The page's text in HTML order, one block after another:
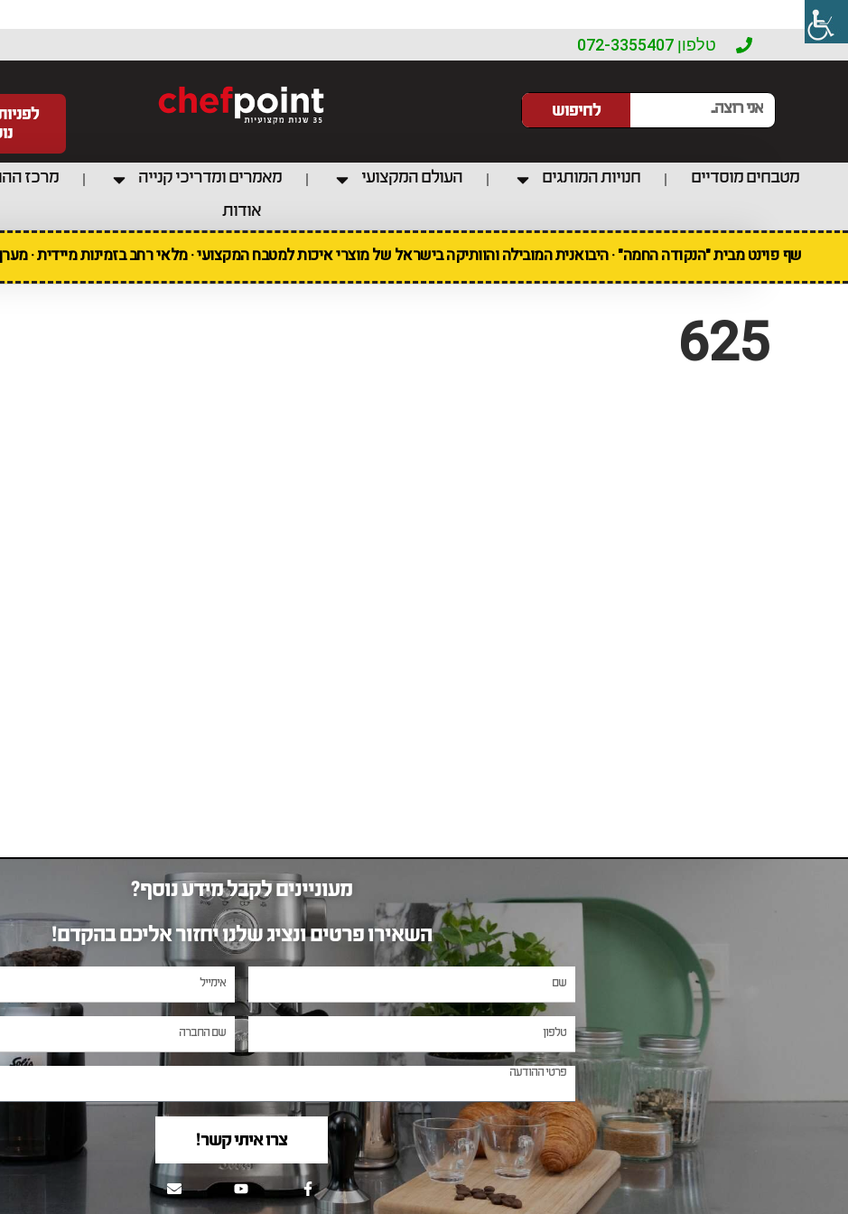
טלפון 072-3355407
לחיפוש
מטבחים מוסדיים חנויות המותגים העולם המקצועי מאמרים ומדריכי קנייה מרכז
אודות
שף פוינט מבית "הנקודה החמה" · היבואנית המובילה והוותיקה בישראל של מוצרי איכות למטבח המקצועי · מלאי רחב בזמינות מיידית ·
625
מעוניינים לקבל מידע נוסף?
השאירו פרטים ונציג שלנו יחזור אליכם בהקדם!
צרו איתי קשר!